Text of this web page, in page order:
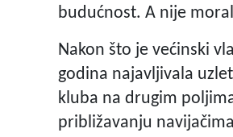
budućnost. A nije
Nakon što je većinski
godina najavljivala
kluba na drugim
približavanju